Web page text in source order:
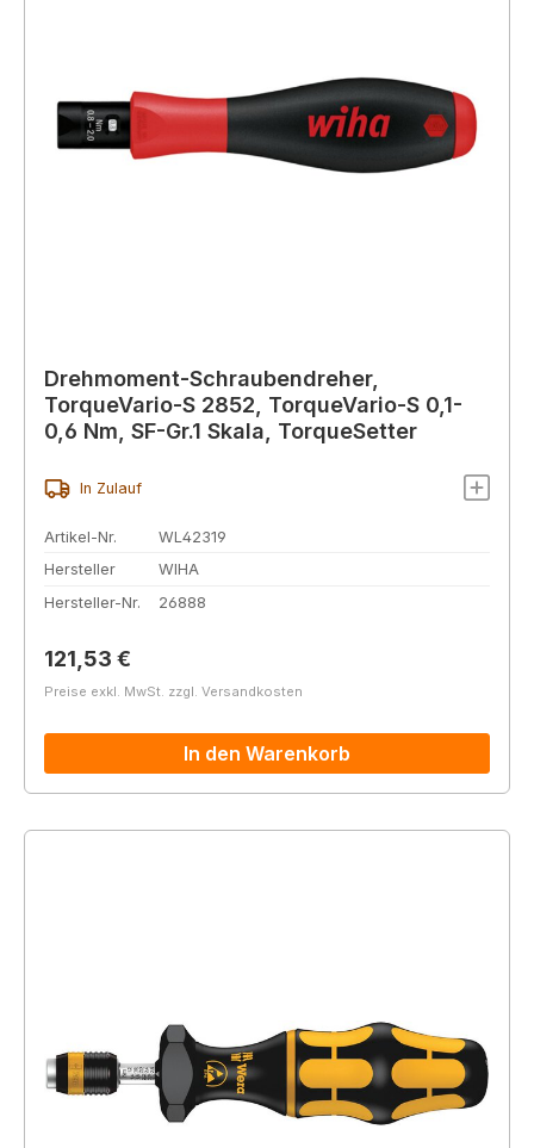
Drehmoment-Schraubendreher,
TorqueVario-S 2852, TorqueVario-S 0,1-
0,6 Nm, SF-Gr.1 Skala, TorqueSetter
In Zulauf
Artikel-Nr.
WL42319
Hersteller
WIHA
Hersteller-Nr.
26888
Regulärer Preis:
121,53 €
Preise exkl. MwSt. zzgl. Versandkosten
In den Warenkorb